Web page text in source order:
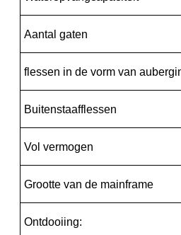
Aantal gaten
flessen in de vorm van
Buitenstaafflessen
Vol vermogen
Grootte van de mainframe
Ontdooiing: